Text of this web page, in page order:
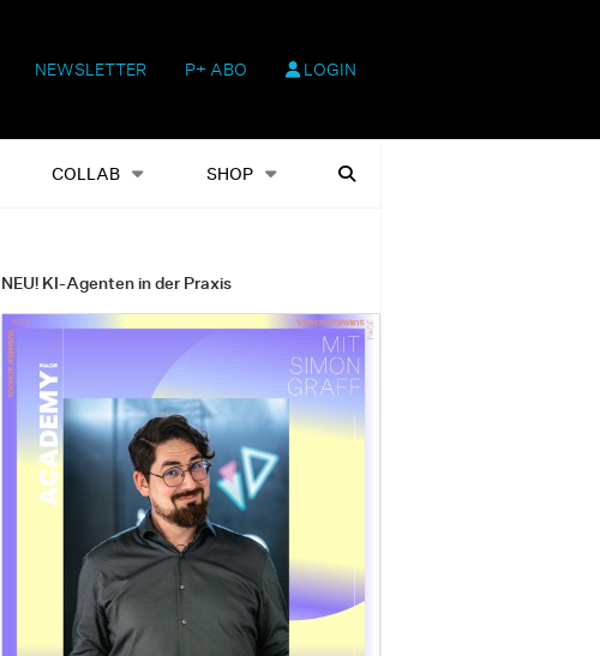
NEWSLETTER P+ ABO LOGIN
COLLAB SHOP
Shop Heftausgaben Suchen
NEU! KI-Agenten in der Praxis